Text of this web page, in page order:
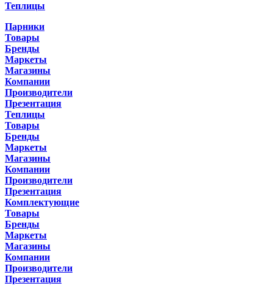
Теплицы
Парники
Товары
Бренды
Маркеты
Магазины
Компании
Производители
Презентация
Теплицы
Товары
Бренды
Маркеты
Магазины
Компании
Производители
Презентация
Комплектующие
Товары
Бренды
Маркеты
Магазины
Компании
Производители
Презентация